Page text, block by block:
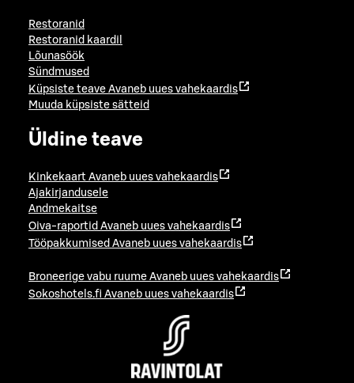
Restoranid
Restoranid kaardil
Lõunasöök
Sündmused
Küpsiste teave Avaneb uues vahekaardis
Muuda küpsiste sätteid
Üldine teave
Kinkekaart Avaneb uues vahekaardis
Ajakirjandusele
Andmekaitse
Oiva-raportid Avaneb uues vahekaardis
Tööpakkumised Avaneb uues vahekaardis
Broneerige vabu ruume Avaneb uues vahekaardis
Sokoshotels.fi Avaneb uues vahekaardis